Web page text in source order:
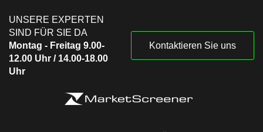
UNSERE EXPERTEN
SIND FÜR SIE DA
Montag - Freitag 9.00-
12.00 Uhr / 14.00-18.00
Uhr
Kontaktieren Sie uns